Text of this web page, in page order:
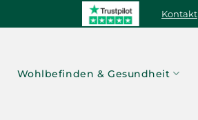
Kontakt
Wohlbefinden & Gesundheit